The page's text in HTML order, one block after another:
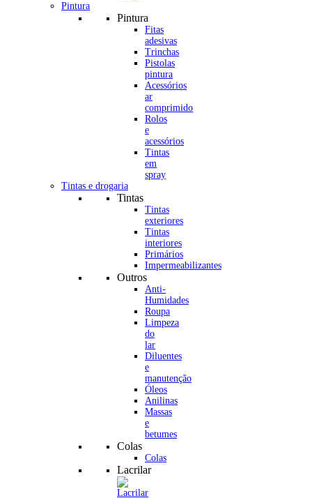
Pintura
Pintura
Fitas
adesivas
Trinchas
Pistolas
pintura
Acessórios
ar
comprimido
Rolos
e
acessórios
Tintas
em
spray
Tintas e drogaria
Tintas
Tintas
exteriores
Tintas
interiores
Primários
Impermeabilizantes
Outros
Anti-
Humidades
Roupa
Limpeza
do
lar
Diluentes
e
manutenção
Óleos
Anilinas
Massas
e
betumes
Colas
Colas
Lacrilar